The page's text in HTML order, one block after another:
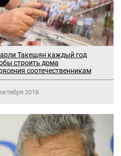
Такещян каждый год
строить дома
соотечественникам
2018